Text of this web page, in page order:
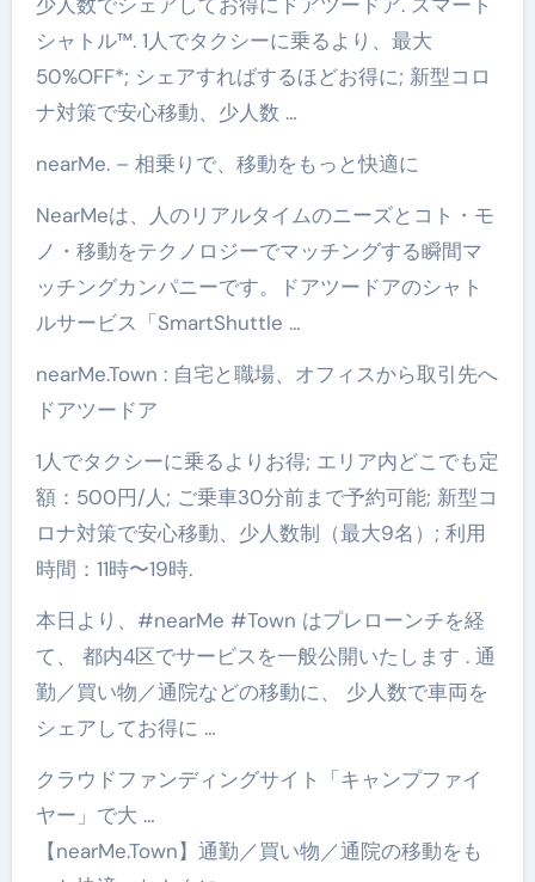
シャトル™. 1人でタクシーに乗るより、最大
50%OFF*; シェアすればするほどお得に; 新型コロ
ナ対策で安心移動、少人数 …
nearMe. – 相乗りで、移動をもっと快適に
NearMeは、人のリアルタイムのニーズとコト・モ
ノ・移動をテクノロジーでマッチングする瞬間マ
ッチングカンパニーです。ドアツードアのシャト
ルサービス「SmartShuttle …
nearMe.Town : 自宅と職場、オフィスから取引先へ
ドアツードア
1人でタクシーに乗るよりお得; エリア内どこでも定
額：500円/人; ご乗車30分前まで予約可能; 新型コ
ロナ対策で安心移動、少人数制（最大9名）; 利用
時間：11時〜19時.
本日より、#nearMe #Town はプレローンチを経
て、 都内4区でサービスを一般公開いたします . 通
勤／買い物／通院などの移動に、 少人数で車両を
シェアしてお得に …
クラウドファンディングサイト「キャンプファイ
ヤー」で大 …
【nearMe.Town】通勤／買い物／通院の移動をも